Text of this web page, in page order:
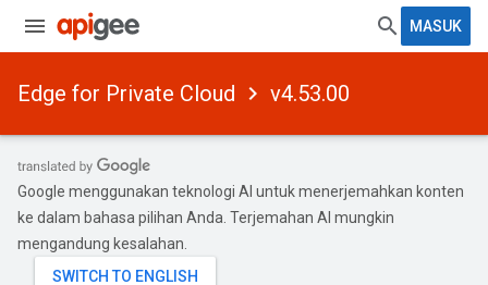
MASUK
Edge for Private Cloud v4.53.00
Google menggunakan teknologi AI untuk menerjemahkan konten
ke dalam bahasa pilihan Anda. Terjemahan AI mungkin
mengandung kesalahan.